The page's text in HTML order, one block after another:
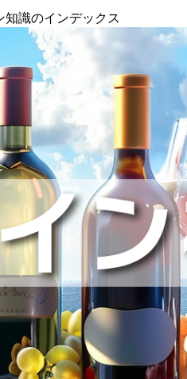
知識のインデックス